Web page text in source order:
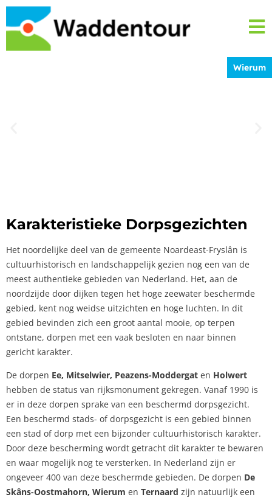
Wierum
Karakteristieke Dorpsgezichten
Het noordelijke deel van de gemeente Noardeast-Fryslân is
cultuurhistorisch en landschappelijk gezien nog een van de
meest authentieke gebieden van Nederland. Het, aan de
noordzijde door dijken tegen het hoge zeewater beschermde
gebied, kent nog weidse uitzichten en hoge luchten. In dit
gebied bevinden zich een groot aantal mooie, op terpen
ontstane, dorpen met een vaak besloten en naar binnen
gericht karakter.
De dorpen Ee, Mitselwier, Peazens-Moddergat en Holwert
hebben de status van rijksmonument gekregen. Vanaf 1990 is
er in deze dorpen sprake van een beschermd dorpsgezicht.
Een beschermd stads- of dorpsgezicht is een gebied binnen
een stad of dorp met een bijzonder cultuurhistorisch karakter.
Door deze bescherming wordt getracht dit karakter te bewaren
en waar mogelijk nog te versterken. In Nederland zijn er
ongeveer 400 van deze beschermde gebieden. De dorpen De
Skâns-Oostmahorn, Wierum en Ternaard zijn natuurlijk een